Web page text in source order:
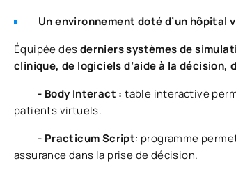
Un environnement doté d’un
Équipée desderniers systèmes de
clinique, de logiciels d’aide à la
- Body Interact :table interactive
patients virtuels.
- Practicum Script: programme
assurance dans la prise de décision.